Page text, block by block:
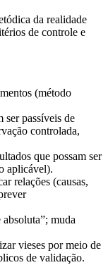
da realidade
de controle e
(método
ser passíveis de
controlada,
que possam ser
aplicável).
relações (causas,
muda
vieses por meio de
de validação.